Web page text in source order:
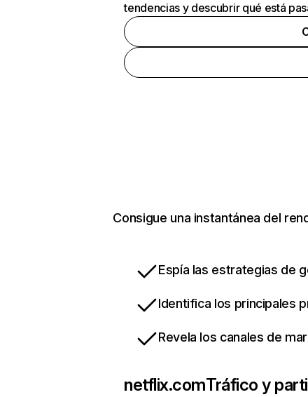
tendencias y descubrir qué está
Consigue una instantánea del
Espía las estrategias de
Identifica los principales
Revela los canales de
netflix.comTráfico y